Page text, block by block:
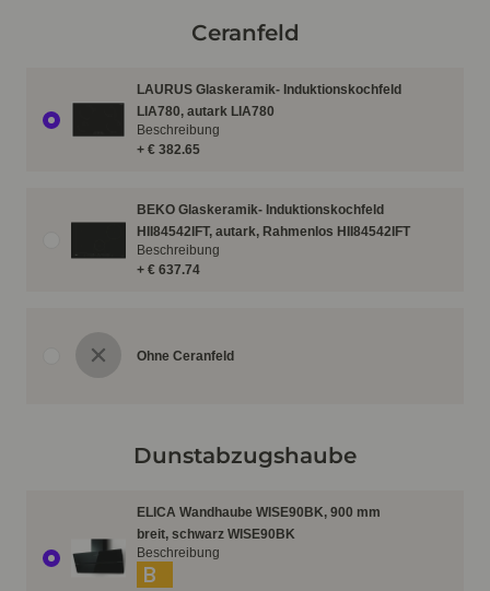
Ceranfeld
LAURUS Glaskeramik- Induktionskochfeld
LIA780, autark LIA780
+ € 382.65
Beschreibung
BEKO Glaskeramik- Induktionskochfeld
HII84542IFT, autark, Rahmenlos HII84542IFT
+ € 637.74
Beschreibung
Ohne Ceranfeld
Dunstabzugshaube
ELICA Wandhaube WISE90BK, 900 mm
breit, schwarz WISE90BK
B
Beschreibung